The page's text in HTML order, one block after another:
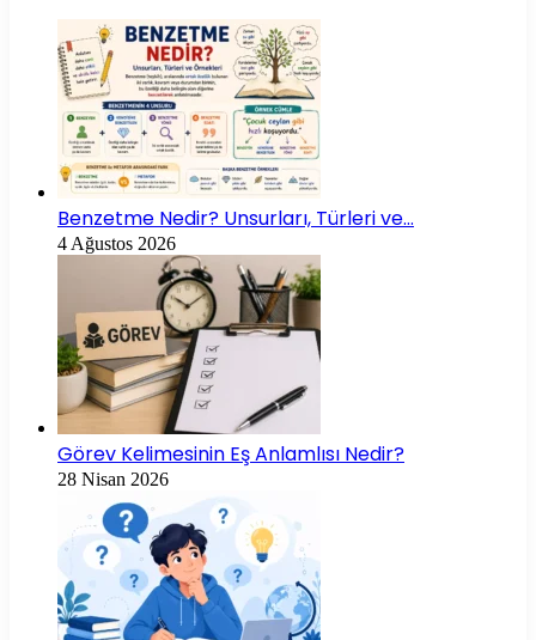
Benzetme Nedir? Unsurları, Türleri ve…
4 Ağustos 2026
Görev Kelimesinin Eş Anlamlısı Nedir?
28 Nisan 2026